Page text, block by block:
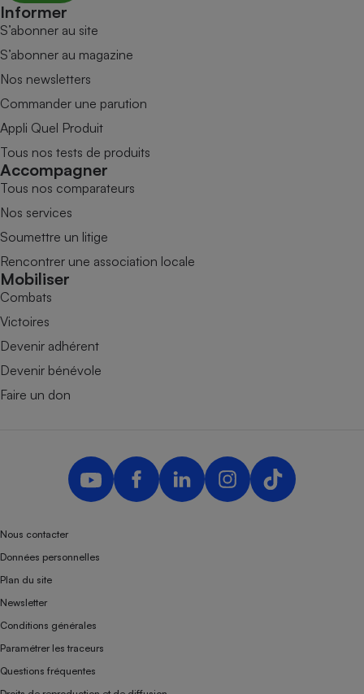
Informer
S’abonner au site
S’abonner au magazine
Nos newsletters
Commander une parution
Appli Quel Produit
Tous nos tests de produits
Accompagner
Tous nos comparateurs
Nos services
Soumettre un litige
Rencontrer une association locale
Mobiliser
Combats
Victoires
Devenir adhérent
Devenir bénévole
Faire un don
Nous contacter
Données personnelles
Plan du site
Newsletter
Conditions générales
Paramétrer les traceurs
Questions fréquentes